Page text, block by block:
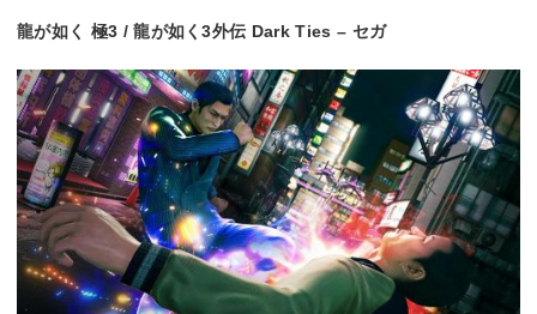
龍が如く 極3 / 龍が如く3外伝 Dark Ties – セガ